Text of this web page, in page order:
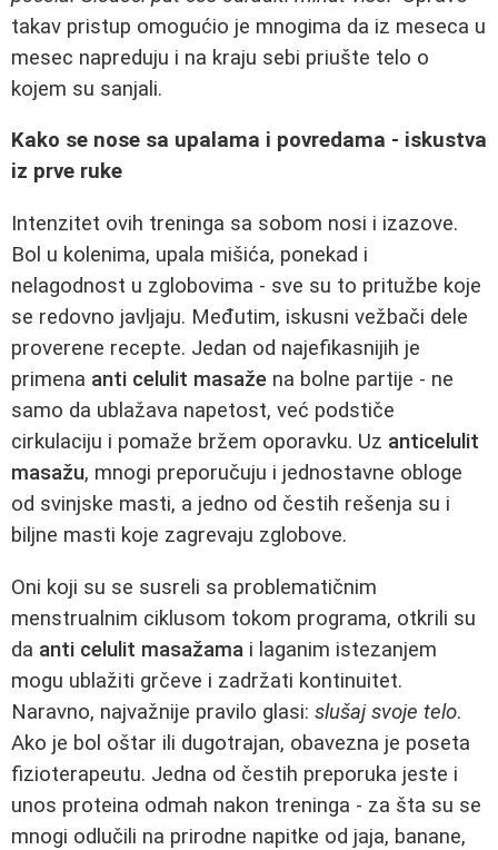
takav pristup omogućio je mnogima da iz meseca u
mesec napreduju i na kraju sebi priušte telo o
kojem su sanjali.
Kako se nose sa upalama i povredama - iskustva
iz prve ruke
Intenzitet ovih treninga sa sobom nosi i izazove.
Bol u kolenima, upala mišića, ponekad i
nelagodnost u zglobovima - sve su to pritužbe koje
se redovno javljaju. Međutim, iskusni vežbači dele
proverene recepte. Jedan od najefikasnijih je
primena anti celulit masaže na bolne partije - ne
samo da ublažava napetost, već podstiče
cirkulaciju i pomaže bržem oporavku. Uz anticelulit
masažu, mnogi preporučuju i jednostavne obloge
od svinjske masti, a jedno od čestih rešenja su i
biljne masti koje zagrevaju zglobove.
Oni koji su se susreli sa problematičnim
menstrualnim ciklusom tokom programa, otkrili su
da anti celulit masažama i laganim istezanjem
mogu ublažiti grčeve i zadržati kontinuitet.
Naravno, najvažnije pravilo glasi: slušaj svoje telo.
Ako je bol oštar ili dugotrajan, obavezna je poseta
fizioterapeutu. Jedna od čestih preporuka jeste i
unos proteina odmah nakon treninga - za šta su se
mnogi odlučili na prirodne napitke od jaja, banane,